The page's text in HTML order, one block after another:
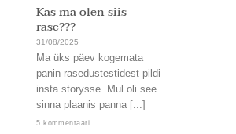
Kas ma olen siis
rase???
31/08/2025
Ma üks päev kogemata
panin rasedustestidest pildi
insta storysse. Mul oli see
sinna plaanis panna [...]
5 kommentaari